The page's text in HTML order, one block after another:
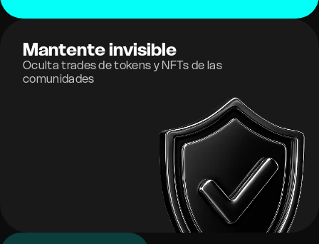
Mantente invisible
Oculta trades de tokens y NFTs de las
comunidades